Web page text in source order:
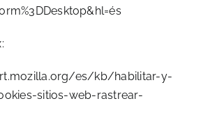
es/kb/habilitar-y-
sitios-web-rastrear-